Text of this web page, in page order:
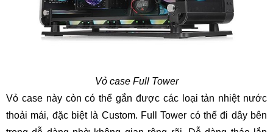
Vỏ case Full Tower
Vỏ case này còn có thể gắn được các loại tản nhiệt nước
thoải mái, đặc biệt là Custom. Full Tower có thể đi dây bên